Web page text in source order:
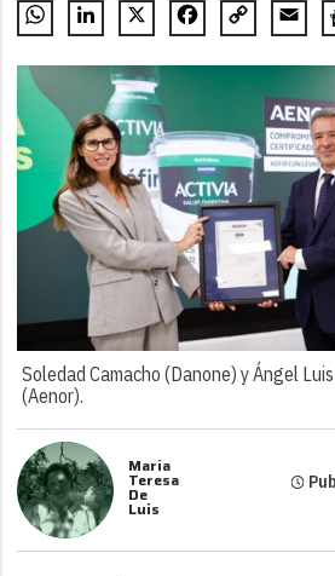
WhatsAppLinkedIn
X FacebookCopy
Email
Soledad Camacho (Danone) y Ángel
(Aenor).
María
Teresa
De
Luis